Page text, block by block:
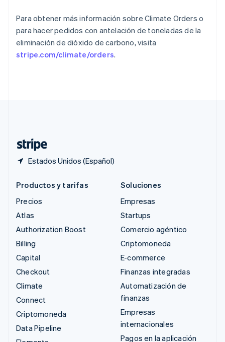
Para obtener más información sobre Climate Orders o
para hacer pedidos con antelación de toneladas de la
eliminación de dióxido de carbono, visita
stripe.com/climate/orders.
Estados Unidos (Español)
English
República Checa
English
Rumania
English
Productos y tarifas
Precios
Atlas
Authorization Boost
Billing
Capital
Checkout
Climate
Connect
Criptomoneda
Data Pipeline
Soluciones
Empresas
Startups
Comercio agéntico
Criptomoneda
E-commerce
Finanzas integradas
Automatización de
finanzas
Empresas
internacionales
Pagos en la aplicación